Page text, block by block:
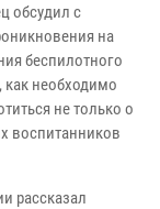
обсудил с
на
беспилотного
как необходимо
не только о
воспитанников
рассказал